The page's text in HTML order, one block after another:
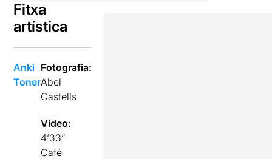
Fitxa
artística
Anki
Toner
Fotografia:
Abel
Castells
Vídeo:
4’33”
Café